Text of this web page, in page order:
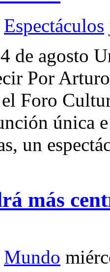
Espectáculos
de agosto
Por
Foro
única
un
más
Mundo